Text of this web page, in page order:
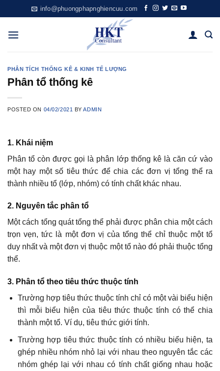
to
content
info@phuongphapnghiencuu.com
PHÂN TÍCH THỐNG KÊ & KINH TẾ LƯỢNG
Phân tổ thống kê
POSTED ON 04/02/2021 BYADMIN
1. Khái niệm
Phân tổ còn được gọi là phân lớp thống kê là căn cứ vào
một hay một số tiêu thức để chia các đơn vị tổng thể ra
thành nhiều tổ (lớp, nhóm) có tính chất khác nhau.
2. Nguyên tắc phân tổ
Một cách tổng quát tổng thể phải được phân chia một cách
trọn vẹn, tức là một đơn vị của tổng thể chỉ thuộc một tổ
duy nhất và một đơn vị thuộc một tổ nào đó phải thuộc tổng
thể.
3. Phân tổ theo tiêu thức thuộc tính
Trường hợp tiêu thức thuộc tính chỉ có một vài biểu hiện
thì mỗi biểu hiện của tiêu thức thuộc tính có thể chia
thành một tổ. Ví dụ, tiêu thức giới tính.
Trường hợp tiêu thức thuộc tính có nhiều biểu hiện, ta
ghép nhiều nhóm nhỏ lại với nhau theo nguyên tắc các
nhóm ghép lại với nhau có tính chất giống nhau hoặc